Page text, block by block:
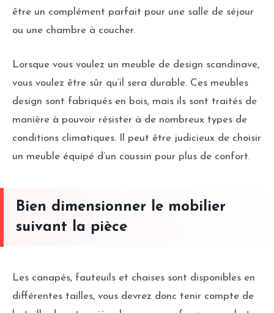
être un complément parfait pour une salle de séjour
ou une chambre à coucher.
Lorsque vous voulez un meuble de design scandinave,
vous voulez être sûr qu’il sera durable. Ces meubles
design sont fabriqués en bois, mais ils sont traités de
manière à pouvoir résister à de nombreux types de
conditions climatiques. Il peut être judicieux de choisir
un meuble équipé d’un coussin pour plus de confort.
Bien dimensionner le mobilier
suivant la pièce
Les canapés, fauteuils et chaises sont disponibles en
différentes tailles, vous devrez donc tenir compte de